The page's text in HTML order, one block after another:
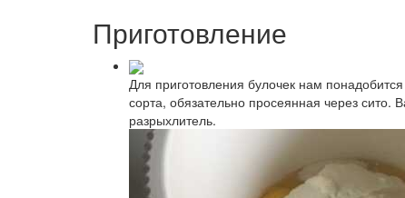
Приготовление
Для приготовления булочек нам
сорта, обязательно просеянная через
разрыхлитель.